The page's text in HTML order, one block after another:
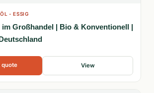
- ESSIG
Großhandel | Bio & Konventionell |
quote View